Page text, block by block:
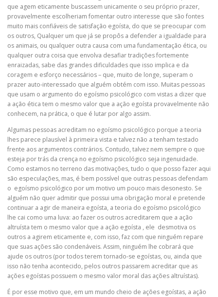
que agem eticamente buscassem unicamente o seu próprio prazer,
provavelmente escolheriam fomentar outro interesse que são fontes
muito mais confiáveis de satisfação egoísta, do que se preocupar com
os outros, Qualquer um que já se propôs a defender a igualdade para
os animais, ou qualquer outra causa com uma fundamentação ética, ou
qualquer outra coisa que envolva desafiar tradições fortemente
enraizadas, sabe das grandes dificuldades que isso implica e da
coragem e esforço necessários – que, muito de longe, superam o
prazer auto-interessado que alguém obtém com isso. Muitas pessoas
que usam o argumento do egoísmo psicológico com vistas a dizer que
a ação ética tem o mesmo valor que a ação egoísta provavelmente não
conhecem, na prática, o que é lutar por algo assim.
Algumas pessoas acreditam no egoísmo psicológico porque a teoria
lhes parece plausível à primeira vista e talvez não a tenham testado
frente aos argumentos contrários. Contudo, talvez nem sempre o que
esteja por trás da crença no egoísmo psicológico seja ingenuidade.
Como estamos no terreno das motivações, tudo o que posso fazer aqui
são especulações, mas, é bem possível que outras pessoas defendam
o egoísmo psicológico por um motivo um pouco mais desonesto. Se
alguém não quer admitir que possui uma obrigação moral e pretende
continuar a agir de maneira egoísta, a teoria do egoísmo psicológico
lhe cai como uma luva: ao fazer os outros acreditarem que a ação
altruísta tem o mesmo valor que a ação egoísta , ele desmotiva os
outros a agirem eticamente e, com isso, faz com que ninguém repare
que suas ações são condenáveis. Assim, ninguém lhe cobrará que
ajude os outros (por todos terem tornado-se egoístas, ou, ainda que
isso não tenha acontecido, pelos outros passarem acreditar que as
ações egoístas possuem o mesmo valor moral das ações altruístas).
É por esse motivo que, em um mundo cheio de ações egoístas, a ação